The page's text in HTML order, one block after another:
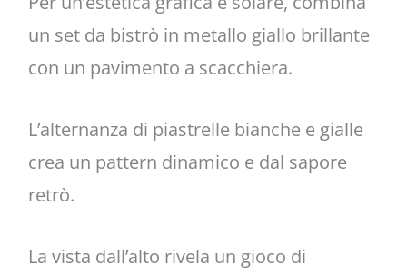
un set da bistrò in metallo giallo brillante
con un pavimento a scacchiera.
L’alternanza di piastrelle bianche e gialle
crea un pattern dinamico e dal sapore
retrò.
La vista dall’alto rivela un gioco di